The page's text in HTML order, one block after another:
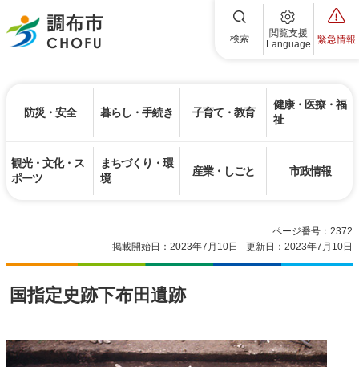
調布市 検索
閲覧支援
Language
緊急情報
防災・安全 暮らし・手続き 子育て・教育
健康・医療・福
祉
観光・文化・ス
ポーツ
まちづくり・環
境
産業・しごと 市政情報
ページ番号：2372
掲載開始日：2023年7月10日
更新日：2023年7月10日
国指定史跡下布田遺跡